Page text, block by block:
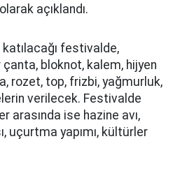
açıklandı.
festivalde,
çanta, bloknot, kalem, hijyen
rozet, top, frizbi, yağmurluk,
verilecek. Festivalde
arasında ise hazine avı,
uçurtma yapımı, kültürler